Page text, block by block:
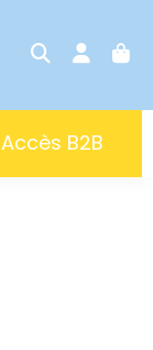
Accès B2B